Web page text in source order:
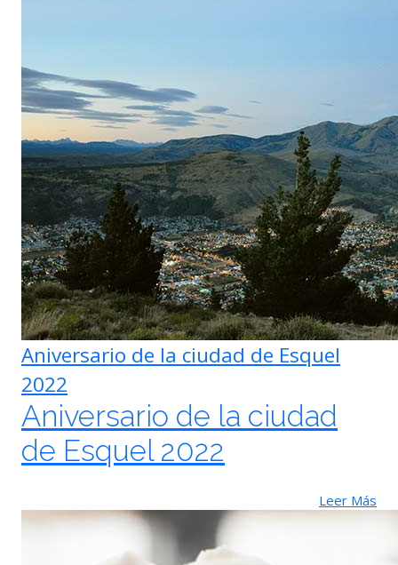
Aniversario de la ciudad de Esquel
2022
Aniversario de la ciudad
de Esquel 2022
Leer Más